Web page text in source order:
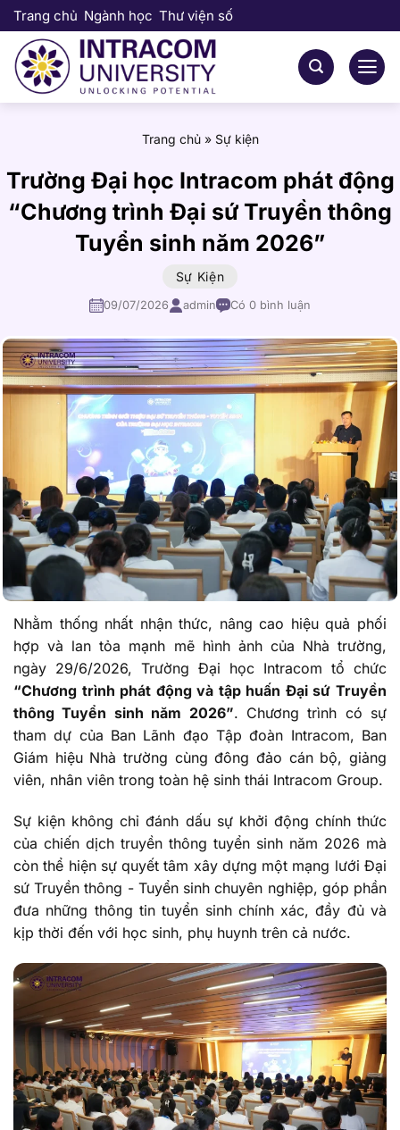
Bỏ
qua
nội
dung
Trang chủ Ngành học Thư viện số
Trang chủ» Sự kiện
Trường Đại học Intracom phát động
“Chương trình Đại sứ Truyền thông
Tuyển sinh năm 2026”
Sự Kiện
09/07/2026 admin Có 0 bình luận
Nhằm thống nhất nhận thức, nâng cao hiệu quả phối
hợp và lan tỏa mạnh mẽ hình ảnh của Nhà trường,
ngày 29/6/2026, Trường Đại học Intracom tổ chức
“Chương trình phát động và tập huấn Đại sứ Truyền
thông Tuyển sinh năm 2026”. Chương trình có sự
tham dự của Ban Lãnh đạo Tập đoàn Intracom, Ban
Giám hiệu Nhà trường cùng đông đảo cán bộ, giảng
viên, nhân viên trong toàn hệ sinh thái Intracom Group.
Sự kiện không chỉ đánh dấu sự khởi động chính thức
của chiến dịch truyền thông tuyển sinh năm 2026 mà
còn thể hiện sự quyết tâm xây dựng một mạng lưới Đại
sứ Truyền thông - Tuyển sinh chuyên nghiệp, góp phần
đưa những thông tin tuyển sinh chính xác, đầy đủ và
kịp thời đến với học sinh, phụ huynh trên cả nước.